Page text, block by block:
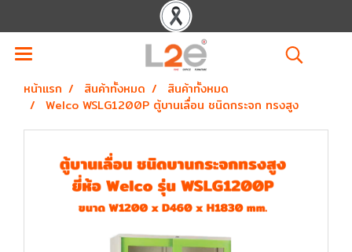
หน้าแรก สินค้าทั้งหมด
สินค้าทั้งหมด
Welco WSLG1200P ตู้บานเลื่อน ชนิดกระจก ทรงสูง